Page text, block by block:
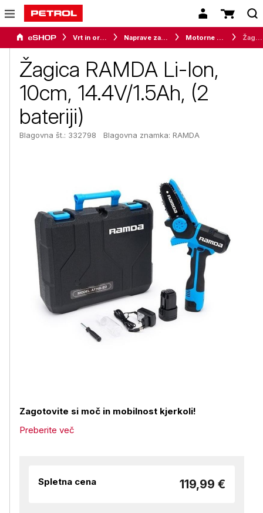
Vrt in orodje Naprave za vrt in okolico Motorne žage
Žagica RAMDA Li-Ion,
10cm, 14.4V/1.5Ah, (2
bateriji)
Blagovna št.: 332798 Blagovna znamka: RAMDA
Zagotovite si moč in mobilnost kjerkoli!
Preberite več
Spletna cena 119,99 €